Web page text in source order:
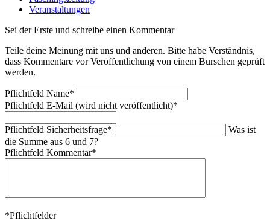
Veranstaltungen
Sei der Erste und schreibe einen Kommentar
Teile deine Meinung mit uns und anderen. Bitte habe Verständnis,
dass Kommentare vor Veröffentlichung von einem Burschen geprüft
werden.
Pflichtfeld Name*
Pflichtfeld E-Mail (wird nicht veröffentlicht)*
Pflichtfeld Sicherheitsfrage*
Was ist
die Summe aus 6 und 7?
Pflichtfeld Kommentar*
*Pflichtfelder